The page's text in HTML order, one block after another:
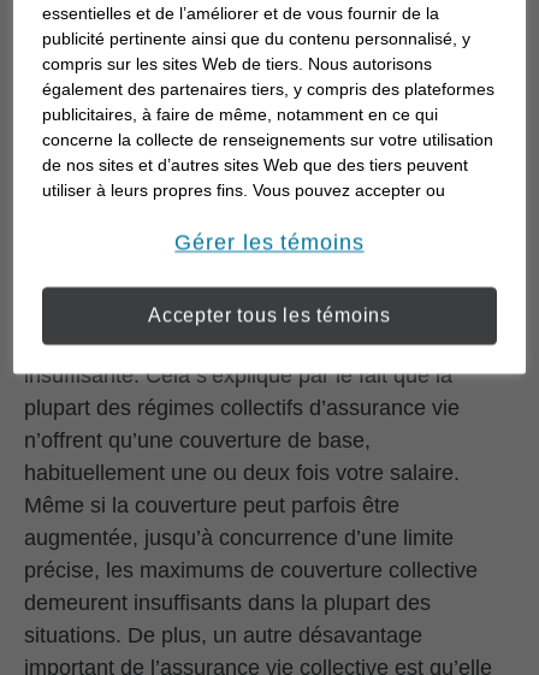
entendre et les réalités qui les accompagnent.
Mythe 1 :« J’ai une assurance vie dans le cadre
de mon régime collectif au travail, et c’est suffisant.
Réalité : L’assurance vie collective est
marché, et le processus est souvent assez simple
test médical. Toutefois, la couverture offerte par les
régimes collectifs est souvent inadéquate et
insuffisante. Cela s’explique par le fait que la
plupart des régimes collectifs d’assurance vie
n’offrent qu’une couverture de base,
habituellement une ou deux fois votre salaire.
Même si la couverture peut parfois être
augmentée, jusqu’à concurrence d’une limite
précise, les maximums de couverture collective
demeurent insuffisants dans la plupart des
situations. De plus, un autre désavantage
important de l’assurance vie collective est qu’elle
essentielles et de l’améliorer et de vous fournir de la
publicité pertinente ainsi que du contenu personnalisé, y
compris sur les sites Web de tiers. Nous autorisons
également des partenaires tiers, y compris des plateformes
publicitaires, à faire de même, notamment en ce qui
concerne la collecte de renseignements sur votre utilisation
de nos sites et d’autres sites Web que des tiers peuvent
utiliser à leurs propres fins. Vous pouvez accepter ou
Pour en savoir plus sur la façon dont nous utilisons les
veuillez consulter notreDéclaration de confidentialité de
l’information transmise en ligne opens in a new window
.
Gérer les témoins
Accepter tous les témoins